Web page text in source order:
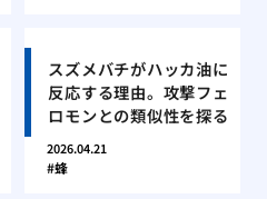
スズメバチがハッカ油に
反応する理由。攻撃フェ
ロモンとの類似性を探る
2026.04.21
蜂